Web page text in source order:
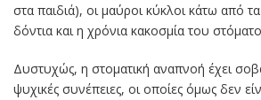
στα παιδιά), οι μαύροι κύκλοι κάτω από
δόντια και η χρόνια κακοσμία του
Δυστυχώς, η στοματική αναπνοή έχει
ψυχικές συνέπειες, οι οποίες όμως δεν